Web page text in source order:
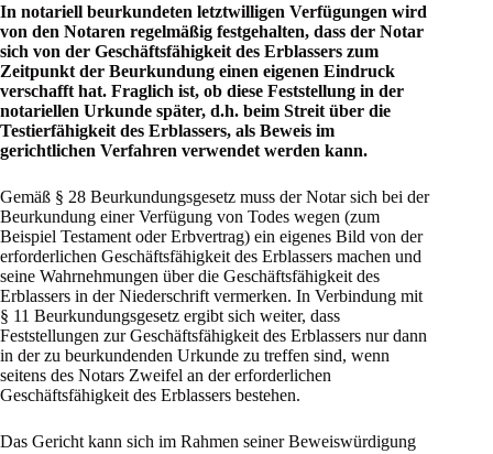
In notariell beurkundeten letztwilligen Verfügungen wird
von den Notaren regelmäßig festgehalten, dass der Notar
sich von der Geschäftsfähigkeit des Erblassers zum
Zeitpunkt der Beurkundung einen eigenen Eindruck
verschafft hat. Fraglich ist, ob diese Feststellung in der
notariellen Urkunde später, d.h. beim Streit über die
Testierfähigkeit des Erblassers, als Beweis im
gerichtlichen Verfahren verwendet werden kann.
Gemäß § 28 Beurkundungsgesetz muss der Notar sich bei der
Beurkundung einer Verfügung von Todes wegen (zum
Beispiel Testament oder Erbvertrag) ein eigenes Bild von der
erforderlichen Geschäftsfähigkeit des Erblassers machen und
seine Wahrnehmungen über die Geschäftsfähigkeit des
Erblassers in der Niederschrift vermerken. In Verbindung mit
§ 11 Beurkundungsgesetz ergibt sich weiter, dass
Feststellungen zur Geschäftsfähigkeit des Erblassers nur dann
in der zu beurkundenden Urkunde zu treffen sind, wenn
seitens des Notars Zweifel an der erforderlichen
Geschäftsfähigkeit des Erblassers bestehen.
Das Gericht kann sich im Rahmen seiner Beweiswürdigung